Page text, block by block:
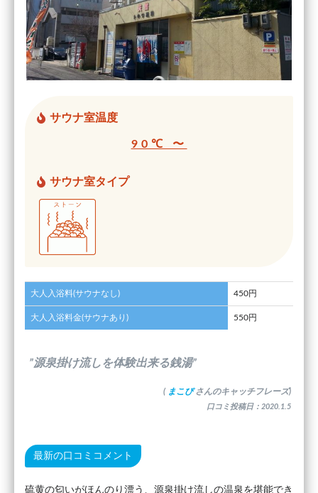
サウナ室温度
90℃ 〜
サウナ室タイプ
大人入浴料(サウナなし) 450円
大人入浴料金(サウナあり) 550円
”源泉掛け流しを体験出来る銭湯”
( まこぴ さんのキャッチフレーズ)
口コミ投稿日：2020.1.5
最新の口コミコメント
硫黄の匂いがほんのり漂う、源泉掛け流しの温泉を堪能でき